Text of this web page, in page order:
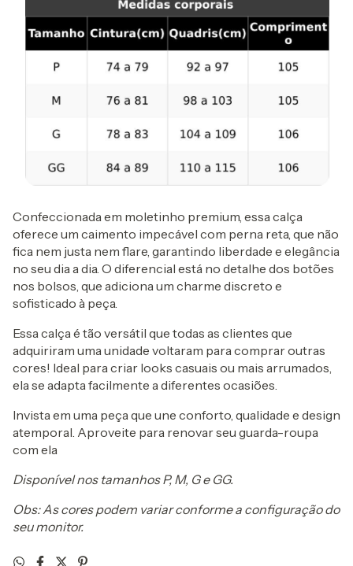
Confeccionada em moletinho premium, essa calça
oferece um caimento impecável com perna reta, que não
fica nem justa nem flare, garantindo liberdade e elegância
no seu dia a dia. O diferencial está no detalhe dos botões
nos bolsos, que adiciona um charme discreto e
sofisticado à peça.
Essa calça é tão versátil que todas as clientes que
adquiriram uma unidade voltaram para comprar outras
cores! Ideal para criar looks casuais ou mais arrumados,
ela se adapta facilmente a diferentes ocasiões.
Invista em uma peça que une conforto, qualidade e design
atemporal. Aproveite para renovar seu guarda-roupa
com ela
Disponível nos tamanhos P, M, G e GG.
Obs: As cores podem variar conforme a configuração do
seu monitor.